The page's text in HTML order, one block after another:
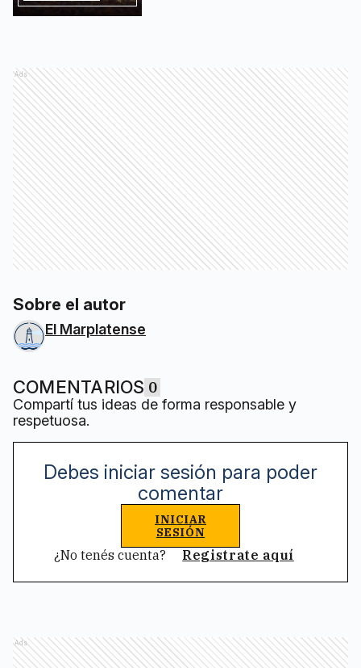
Ads
Sobre el autor
El Marplatense
COMENTARIOS 0
Compartí tus ideas de forma responsable y
respetuosa.
Debes iniciar sesión para poder
comentar
INICIAR
SESIÓN
¿No tenés cuenta? Registrate aquí
Ads